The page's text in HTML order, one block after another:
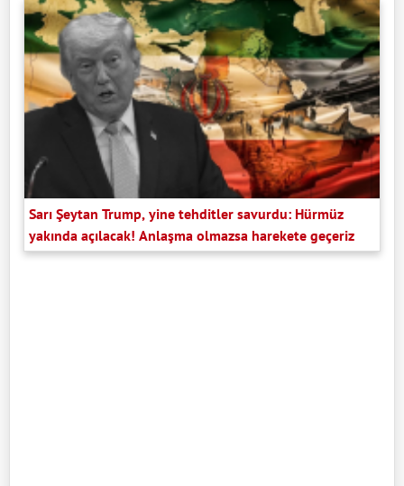
Sarı Şeytan Trump, yine tehditler savurdu: Hürmüz
yakında açılacak! Anlaşma olmazsa harekete geçeriz